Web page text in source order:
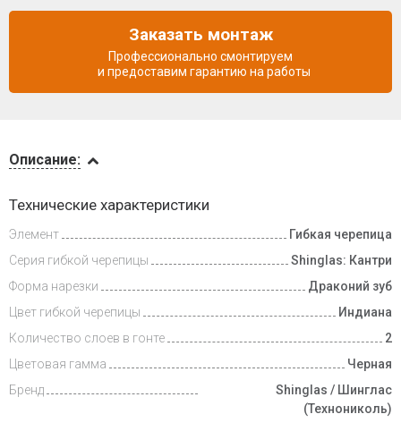
Видеообзоры
Доставка
Описание:
Технические характеристики
Элемент
Гибкая черепица
Серия гибкой черепицы
Shinglas: Кантри
Форма нарезки
Драконий зуб
Цвет гибкой черепицы
Индиана
Количество слоев в гонте
2
Цветовая гамма
Черная
Бренд
Shinglas / Шинглас
(Технониколь)
Заказать монтаж
Профессионально смонтируем
и предоставим гарантию на работы